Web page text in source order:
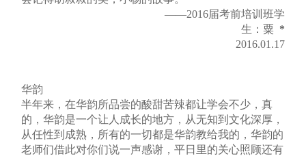
——2016届考前培训班学
生：粟 *
2016.01.17
华韵
半年来，在华韵所品尝的酸甜苦辣都让学会不少，真
的，华韵是一个让人成长的地方，从无知到文化深厚，
从任性到成熟，所有的一切都是华韵教给我的，华韵的
老师们借此对你们说一声感谢，平日里的关心照顾还有